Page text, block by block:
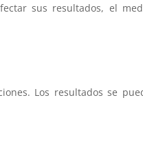
sus resultados, el
Los resultados se